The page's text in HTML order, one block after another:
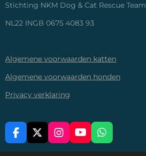
Stichting NKM Dog & Cat Rescue Team
NL22 INGB 0675 4083 93
Algemene voorwaarden katten
Algemene voorwaarden honden
Privacy verklaring
F
A
X
I
N
Y
O
W
H